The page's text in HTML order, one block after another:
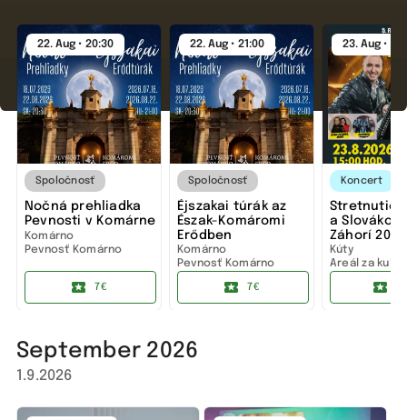
22. Aug • 20:30
Spoločnosť
Nočná prehliadka
Pevnosti v Komárne
Komárno
Pevnosť Komárno
7€
22. Aug • 21:00
Spoločnosť
Éjszakai túrák az
Észak-Komáromi
Erődben
Komárno
Pevnosť Komárno
7€
23. Aug •
Koncert
Stretnutie
a Slovákov
Záhorí 2026
Kúty
Areál za
domom Kúty
September 2026
1.9.2026